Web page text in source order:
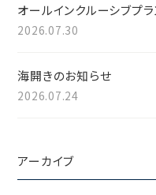
オールインクルーシブプ
2026.07.30
海開きのお知らせ
2026.07.24
アーカイブ